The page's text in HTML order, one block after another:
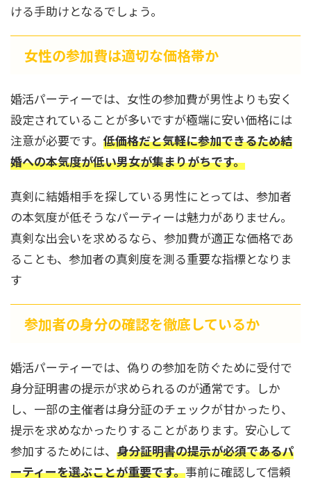
ける手助けとなるでしょう。
女性の参加費は適切な価格帯か
婚活パーティーでは、女性の参加費が男性よりも安く
設定されていることが多いですが極端に安い価格には
注意が必要です。 低価格だと気軽に参加できるため結
婚への本気度が低い男女が集まりがちです。
真剣に結婚相手を探している男性にとっては、参加者
の本気度が低そうなパーティーは魅力がありません。
真剣な出会いを求めるなら、参加費が適正な価格であ
ることも、参加者の真剣度を測る重要な指標となりま
す
参加者の身分の確認を徹底しているか
婚活パーティーでは、偽りの参加を防ぐために受付で
身分証明書の提示が求められるのが通常です。しか
し、一部の主催者は身分証のチェックが甘かったり、
提示を求めなかったりすることがあります。安心して
参加するためには、 身分証明書の提示が必須であるパ
ーティーを選ぶことが重要です。事前に確認して信頼